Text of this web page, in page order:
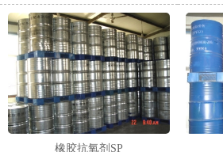
橡胶抗氧剂SP